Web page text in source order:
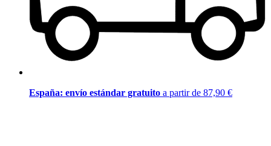
España: envío estándar gratuito a partir de 87,90 €